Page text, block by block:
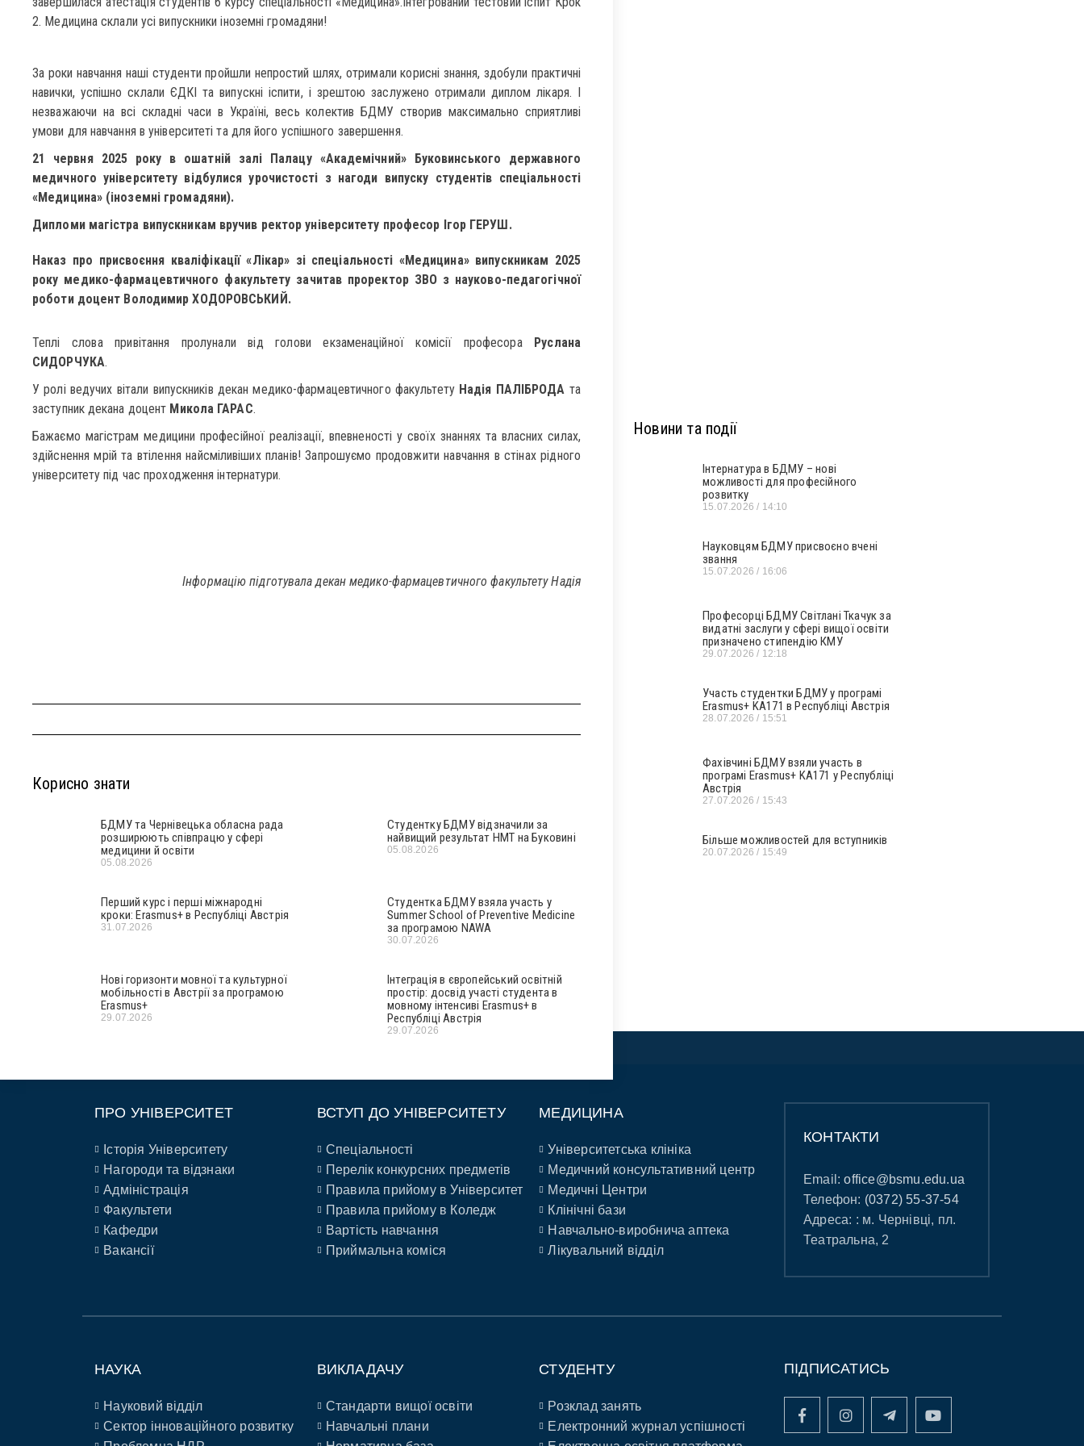
2. Медицина склали усі випускники іноземні громадяни!
За роки навчання наші студенти пройшли непростий шлях, отримали корисні знання, здобули практичні
навички, успішно склали ЄДКІ та випускні іспити, і зрештою заслужено отримали диплом лікаря. І
незважаючи на всі складні часи в Україні, весь колектив БДМУ створив максимально сприятливі
умови для навчання в університеті та для його успішного завершення.
21 червня 2025 року в ошатній залі Палацу «Академічний» Буковинського державного
медичного університету відбулися урочистості з нагоди випуску студентів спеціальності
«Медицина» (іноземні громадяни).
Дипломи магістра випускникам вручив ректор університету професор Ігор ГЕРУШ.
Наказ про присвоєння кваліфікації «Лікар» зі спеціальності «Медицина» випускникам 2025
року медико-фармацевтичного факультету зачитав проректор ЗВО з науково-педагогічної
роботи доцент Володимир ХОДОРОВСЬКИЙ.
Теплі слова привітання пролунали від голови екзаменаційної комісії професораРуслана
СИДОРЧУКА.
У ролі ведучих вітали випускників декан медико-фармацевтичного факультету Надія ПАЛІБРОДА та
заступник декана доцент Микола ГАРАС.
Бажаємо магістрам медицини професійної реалізації, впевненості у своїх знаннях та власних силах,
здійснення мрій та втілення найсміливіших планів! Запрошуємо продовжити навчання в стінах рідного
університету під час проходження інтернатури.
Інформацію підготувала декан медико-фармацевтичного факультету Надія
Корисно знати
БДМУ та Чернівецька обласна рада
розширюють співпрацю у сфері
медицини й освіти
05.08.2026
Студентку БДМУ відзначили за
найвищий результат НМТ на Буковині
05.08.2026
Перший курс і перші міжнародні
кроки: Erasmus+ в Республіці Австрія
31.07.2026
Студентка БДМУ взяла участь у
Summer School of Preventive Medicine
за програмою NAWA
30.07.2026
Нові горизонти мовної та культурної
мобільності в Австрії за програмою
Erasmus+
29.07.2026
Інтеграція в європейський освітній
простір: досвід участі студента в
мовному інтенсиві Erasmus+ в
Республіці Австрія
29.07.2026
Новини та події
Інтернатура в БДМУ – нові
можливості для професійного
розвитку
15.07.2026 14:10
Науковцям БДМУ присвоєно вчені
звання
15.07.2026 16:06
Професорці БДМУ Світлані Ткачук за
видатні заслуги у сфері вищої освіти
призначено стипендію КМУ
29.07.2026 12:18
Участь студентки БДМУ у програмі
Erasmus+ KA171 в Республіці Австрія
28.07.2026 15:51
Фахівчині БДМУ взяли участь в
програмі Erasmus+ KA171 у Республіці
Австрія
27.07.2026 15:43
Більше можливостей для вступників
20.07.2026 15:49
ПРО УНІВЕРСИТЕТ
Історія Університету
Нагороди та відзнаки
Адміністрація
Факультети
Кафедри
Вакансії
ВСТУП ДО УНІВЕРСИТЕТУ
Спеціальності
Перелік конкурсних предметів
Правила прийому в Університет
Правила прийому в Коледж
Вартість навчання
Приймальна коміся
МЕДИЦИНА
Університетська клініка
Медичний консультативний центр
Медичні Центри
Клінічні бази
Навчально-виробнича аптека
Лікувальний відділ
КОНТАКТИ
Email:office@bsmu.edu.ua
Телефон: (0372) 55-37-54
Адреса: : м. Чернівці, пл.
Театральна, 2
НАУКА
Науковий відділ
Сектор інноваційного розвитку
ВИКЛАДАЧУ
Стандарти вищої освіти
Навчальні плани
СТУДЕНТУ
Розклад занять
Електронний журнал успішності
ПІДПИСАТИСЬ